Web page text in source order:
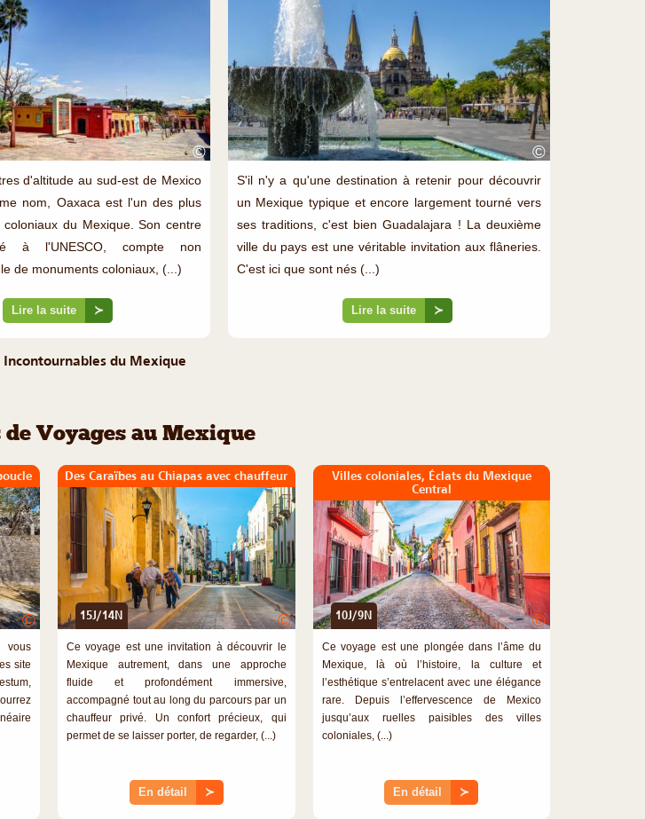
©
d'altitude au sud-est de Mexico
nom, Oaxaca est l'un des plus
coloniaux du Mexique. Son centre
à l'UNESCO, compte non
de monuments coloniaux, (...)
Lire la suite ≻
©
S'il n'y a qu'une destination à retenir pour découvrir
un Mexique typique et encore largement tourné vers
ses traditions, c'est bien Guadalajara ! La deuxième
ville du pays est une véritable invitation aux flâneries.
C'est ici que sont nés (...)
Lire la suite ≻
Incontournables du Mexique
de Voyages au Mexique
©
site
Des Caraïbes au Chiapas avec chauffeur
15J/14N ©
Ce voyage est une invitation à découvrir le
Mexique autrement, dans une approche
fluide et profondément immersive,
accompagné tout au long du parcours par un
chauffeur privé. Un confort précieux, qui
permet de se laisser porter, de regarder, (...)
En détail ≻
Villes coloniales, Éclats du Mexique
Central
10J/9N ©
Ce voyage est une plongée dans l’âme du
Mexique, là où l’histoire, la culture et
l’esthétique s’entrelacent avec une élégance
rare. Depuis l’effervescence de Mexico
jusqu’aux ruelles paisibles des villes
coloniales, (...)
En détail ≻